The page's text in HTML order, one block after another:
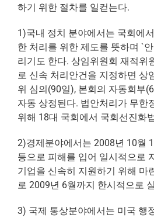
하기 위한 절차를 일컫는다.
1)국내 정치 분야에서는 국회에
한 처리를 위한 제도를 뜻하며 `
리기도 한다. 상임위원회 재적위
로 신속 처리안건을 지정하면 상
위 심의(90일), 본회의 자동회부
자동 상정된다. 법안처리가 무한
위해 18대 국회에서 국회선진화
2)경제분야에서는 2008년 10월
등으로 피해를 입어 일시적으로
기업을 신속히 지원하기 위해 마
로 2009년 6월까지 한시적으로
3) 국제 통상분야에서는 미국 행